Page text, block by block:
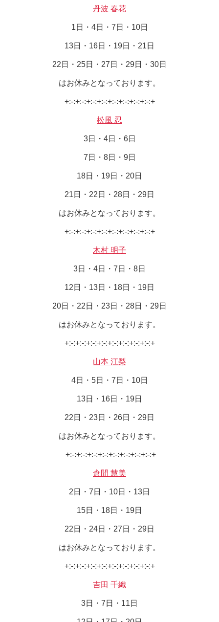
丹波 春花
1日・4日・7日・10日
13日・16日・19日・21日
22日・25日・27日・29日・30日
はお休みとなっております。
+:-:+:-:+:-:+:-:+:-:+:-:+:-:+:-:+
松風 忍
3日・4日・6日
7日・8日・9日
18日・19日・20日
21日・22日・28日・29日
はお休みとなっております。
+:-:+:-:+:-:+:-:+:-:+:-:+:-:+:-:+
木村 明子
3日・4日・7日・8日
12日・13日・18日・19日
20日・22日・23日・28日・29日
はお休みとなっております。
+:-:+:-:+:-:+:-:+:-:+:-:+:-:+:-:+
山本 江梨
4日・5日・7日・10日
13日・16日・19日
22日・23日・26日・29日
はお休みとなっております。
+:-:+:-:+:-:+:-:+:-:+:-:+:-:+:-:+
倉間 慧美
2日・7日・10日・13日
15日・18日・19日
22日・24日・27日・29日
はお休みとなっております。
+:-:+:-:+:-:+:-:+:-:+:-:+:-:+:-:+
吉田 千織
3日・7日・11日